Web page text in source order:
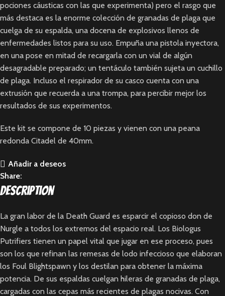
pociones cáusticas con las que experimenta) pero el rasgo que
más destaca es la enorme colección de granadas de plaga que
cuelga de su espalda, una docena de explosivos llenos de
enfermedades listos para su uso. Empuña una pistola inyectora,
en una pose en mitad de recargarla con un vial de algún
desagradable preparado; un tentáculo también sujeta un cuchillo
de plaga. Incluso el respirador de su casco cuenta con una
extrusión que recuerda a una trompa, para percibir mejor los
resultados de sus experimentos.
Este kit se compone de 10 piezas y vienen con una peana
redonda Citadel de 40mm.
Añadir a deseos
Share:
Description
La gran labor de la Death Guard es esparcir el copioso don de
Nurgle a todos los extremos del espacio real. Los Biologus
Putrifiers tienen un papel vital que jugar en ese proceso, pues
son los que refinan las remesas de lodo infeccioso que elaboran
los Foul Blightspawn y los destilan para obtener la máxima
potencia. De sus espaldas cuelgan hileras de granadas de plaga,
cargadas con las cepas más recientes de plagas nocivas. Con